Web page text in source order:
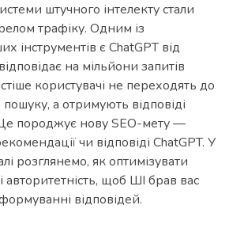
штучного інтелекту стали
трафіку. Одним із
інструментів є ChatGPT від
на мільйони запитів
користувачі не переходять до
а отримують відповіді
породжує нову SEO-мету —
чи відповіді ChatGPT. У
розглянемо, як оптимізувати
авторитетність, щоб ШІ брав вас
відповідей.